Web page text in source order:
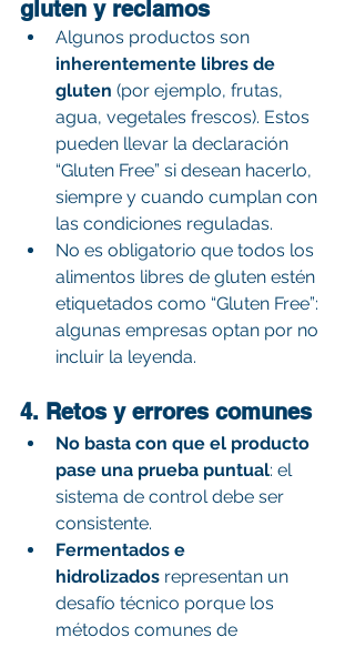
gluten y reclamos
Algunos productos son
inherentemente libres de
gluten (por ejemplo, frutas,
agua, vegetales frescos). Estos
pueden llevar la declaración
“Gluten Free” si desean hacerlo,
siempre y cuando cumplan con
las condiciones reguladas.
No es obligatorio que todos los
alimentos libres de gluten estén
etiquetados como “Gluten Free”:
algunas empresas optan por no
incluir la leyenda.
4. Retos y errores comunes
No basta con que el producto
pase una prueba puntual: el
sistema de control debe ser
consistente.
Fermentados e
hidrolizados representan un
desafío técnico porque los
métodos comunes de